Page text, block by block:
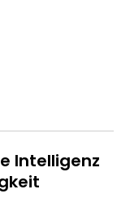
Intelligenz